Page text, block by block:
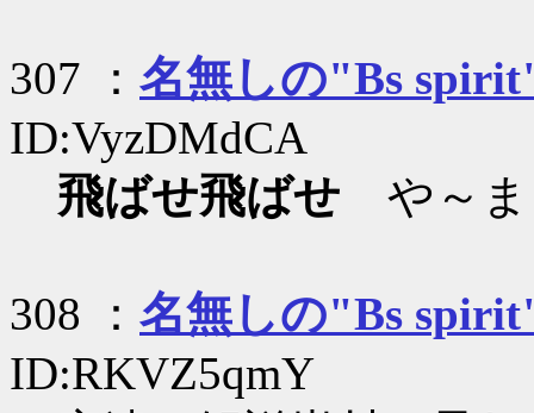
307 ： 名無しの"Bs
ID:VyzDMdCA
飛ばせ飛ばせ や～
308 ： 名無しの"Bs
ID:RKVZ5qmY